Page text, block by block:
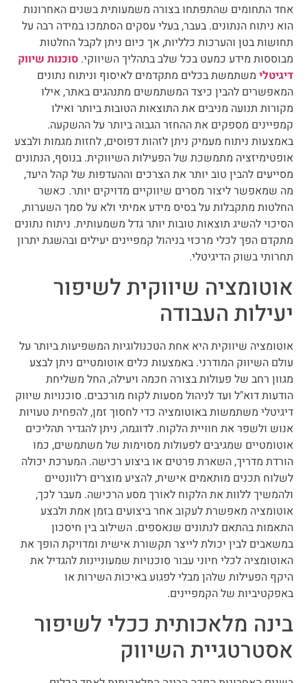
אחד התחומים שהתפתחו בצורה משמעותית בשנים האחרונות
הוא ניתוח הנתונים. בעבר, בעלי עסקים הסתמכו במידה רבה על
תחושות בטן והערכות כלליות, אך כיום ניתן לקבל החלטות
מבוססות מידע כמעט בכל שלב בתהליך השיווקי. סוכנות שיווק
דיגיטלי משתמשת בכלים מתקדמים לאיסוף וניתוח נתונים
המאפשרים להבין כיצד המשתמשים מתנהגים באתר, אילו
מקורות תנועה מניבים את התוצאות הטובות ביותר ואילו
קמפיינים מספקים את ההחזר הגבוה ביותר על ההשקעה.
באמצעות ניתוח מעמיק ניתן לזהות דפוסים, לחזות מגמות ולבצע
אופטימיזציה מתמשכת של הפעילות השיווקית. בנוסף, הנתונים
מסייעים להבין טוב יותר את הצרכים וההעדפות של קהל היעד,
מה שמאפשר ליצור מסרים שיווקיים מדויקים יותר. כאשר
החלטות מתקבלות על בסיס מידע אמיתי ולא על סמך השערות,
הסיכוי להשיג תוצאות טובות יותר גדל משמעותית. ניתוח נתונים
מתקדם הפך לכלי מרכזי בניהול קמפיינים יעילים ובהשגת יתרון
תחרותי בשוק הדיגיטלי.
אוטומציה שיווקית לשיפור
יעילות העבודה
אוטומציה שיווקית היא אחת הטכנולוגיות המשפיעות ביותר על
עולם השיווק המודרני. באמצעות כלים אוטומטיים ניתן לבצע
מגוון רחב של פעולות בצורה חכמה ויעילה, החל משליחת
הודעות דוא"ל ועד לניהול מסעות לקוח מורכבים. סוכנויות שיווק
דיגיטלי משתמשות באוטומציה כדי לחסוך זמן, להפחית טעויות
אנוש ולשפר את חוויית הלקוח. לדוגמה, ניתן להגדיר תהליכים
אוטומטיים שמגיבים לפעולות מסוימות של משתמשים, כמו
הורדת מדריך, השארת פרטים או ביצוע רכישה. המערכת יכולה
לשלוח תכנים מותאמים אישית, להציע מוצרים רלוונטיים
ולהמשיך ללוות את הלקוח לאורך מסע הרכישה. מעבר לכך,
אוטומציה מאפשרת לעקוב אחר ביצועים בזמן אמת ולבצע
התאמות בהתאם לנתונים שנאספים. השילוב בין חיסכון
במשאבים לבין יכולת לייצר תקשורת אישית ומדויקת הופך את
האוטומציה לכלי חיוני עבור סוכנויות שמעוניינות להגדיל את
היקף הפעילות שלהן מבלי לפגוע באיכות השירות או
באפקטיביות של הקמפיינים.
בינה מלאכותית ככלי לשיפור
אסטרטגיית השיווק